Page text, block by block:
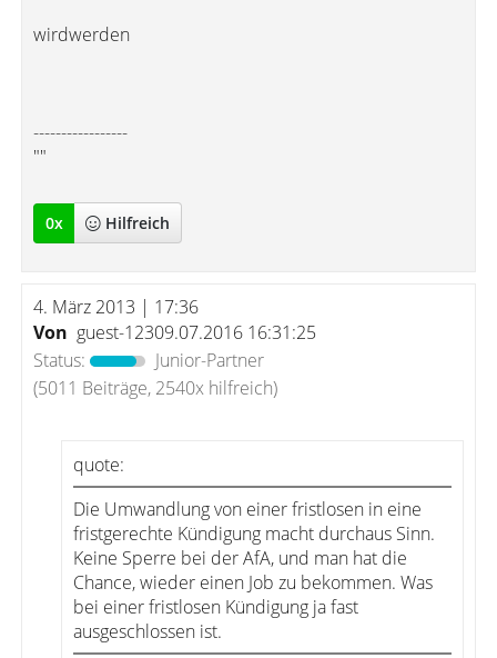
wirdwerden
-----------------
""
0x Hilfreich
4. März 2013 | 17:36
Von guest-12309.07.2016 16:31:25
Status:
Junior-Partner
(5011 Beiträge, 2540x hilfreich)
quote:
Die Umwandlung von einer fristlosen in eine
fristgerechte Kündigung macht durchaus Sinn.
Keine Sperre bei der AfA, und man hat die
Chance, wieder einen Job zu bekommen. Was
bei einer fristlosen Kündigung ja fast
ausgeschlossen ist.